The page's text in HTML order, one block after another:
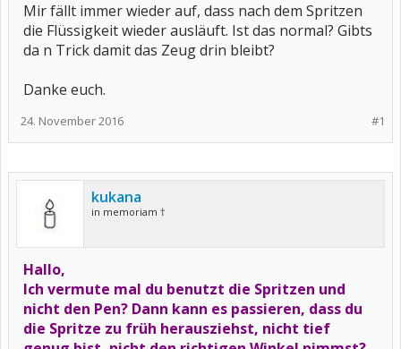
Mir fällt immer wieder auf, dass nach dem Spritzen
die Flüssigkeit wieder ausläuft. Ist das normal? Gibts
da n Trick damit das Zeug drin bleibt?
Danke euch.
#1
24. November 2016
kukana
in memoriam †
Hallo,
Ich vermute mal du benutzt die Spritzen und
nicht den Pen? Dann kann es passieren, dass du
die Spritze zu früh herausziehst, nicht tief